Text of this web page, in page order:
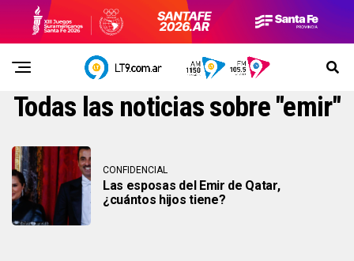
Todas las noticias sobre "emir"
CONFIDENCIAL
Las esposas del Emir de Qatar,
¿cuántos hijos tiene?